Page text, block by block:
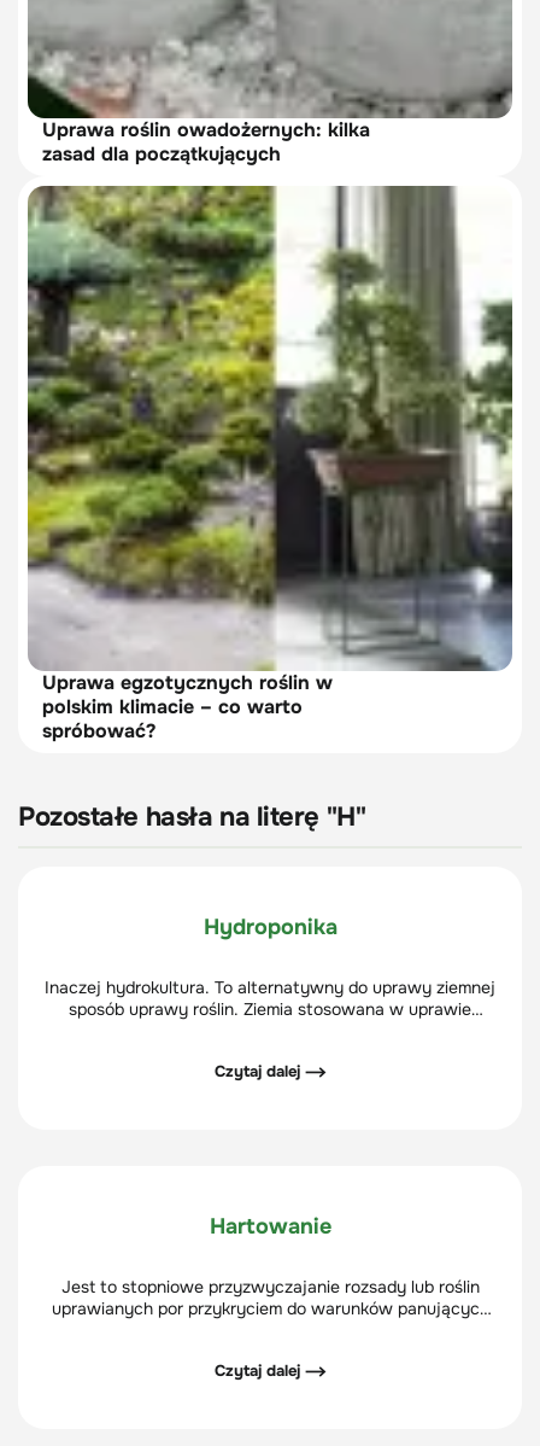
Uprawa roślin owadożernych: kilka
zasad dla początkujących
Uprawa egzotycznych roślin w
polskim klimacie – co warto
spróbować?
Pozostałe hasła na literę "H"
Hydroponika
Inaczej hydrokultura. To alternatywny do uprawy ziemnej
sposób uprawy roślin. Ziemia stosowana w uprawie
Czytaj dalej ⟶
Hartowanie
Jest to stopniowe przyzwyczajanie rozsady lub roślin
uprawianych por przykryciem do warunków panujących
Czytaj dalej ⟶